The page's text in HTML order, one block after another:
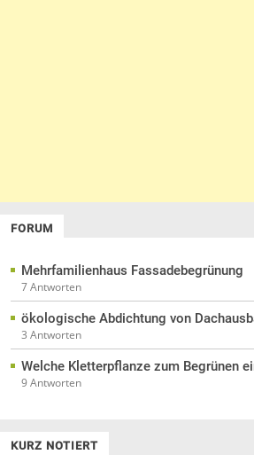
FORUM
Mehrfamilienhaus Fassadebegrünung
7 Antworten
ökologische Abdichtung von
3 Antworten
Welche Kletterpflanze zum Begrünen
9 Antworten
KURZ NOTIERT